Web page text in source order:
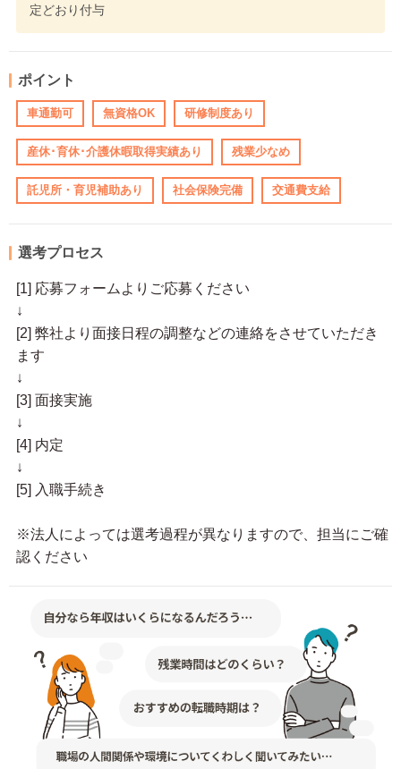
定どおり付与
ポイント
車通勤可 無資格OK 研修制度あり
産休･育休･介護休暇取得実績あり 残業少なめ
託児所・育児補助あり 社会保険完備 交通費支給
選考プロセス
[1] 応募フォームよりご応募ください
↓
[2] 弊社より面接日程の調整などの連絡をさせていただき
ます
↓
[3] 面接実施
↓
[4] 内定
↓
[5] 入職手続き
※法人によっては選考過程が異なりますので、担当にご確
認ください